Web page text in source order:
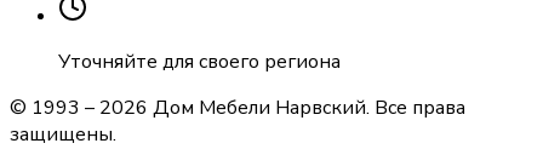
Уточняйте для своего региона
© 1993 – 2026 Дом Мебели Нарвский. Все права
защищены.